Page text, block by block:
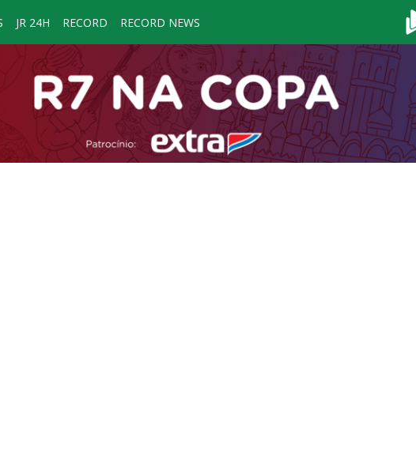
JR 24H RECORD RECORD NEWS